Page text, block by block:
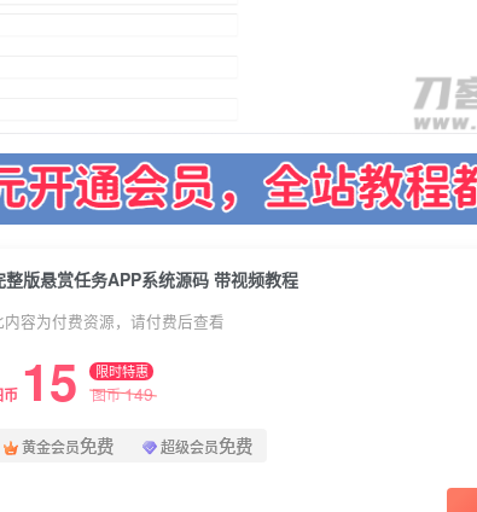
整版悬赏任务APP系统源码 带视频教程
内容为付费资源，请付费后查看
币 15 限时特惠
图币149
黄金会员免费 超级会员免费